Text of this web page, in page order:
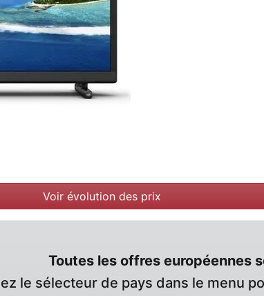
Voir évolution des prix
Toutes les offres européennes
le sélecteur de pays dans le menu